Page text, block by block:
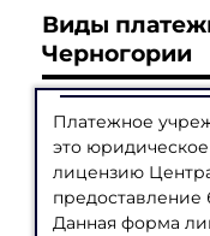
Виды
Черногории
Платежное
это
лицензию
предоставление
Данная форма